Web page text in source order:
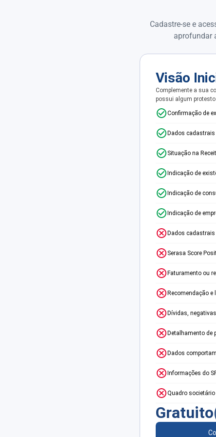
Cadastre-se e
aprofundar
Visão
Complemente a sua
possui algum
Confirmação de
Dados cadastrais
Situação na
Indicação de
Indicação de
Indicação de
Dados cadastrais
Serasa Score
Faturamento ou
Recomendação e
Dívidas,
Detalhamento de
Dados
Informações do
Quadro
Gratuito